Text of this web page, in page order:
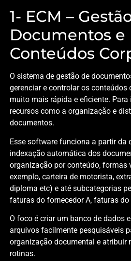
1- ECM –
Documentos e
Conteúdos
O sistema de gestão de
gerenciar e controlar os conteúdos
muito mais rápida e eficiente. Para
recursos como a organização e
documentos.
Esse software funciona a partir da
indexação automática dos
organização por conteúdo, formas
exemplo, carteira de motorista,
diploma etc) e até subcategorias
faturas do fornecedor A, faturas do
O foco é criar um banco de dados
arquivos facilmente pesquisáveis
organização documental e atribuir
rotinas.